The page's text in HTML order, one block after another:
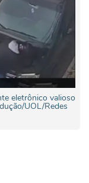
eletrônico valioso
UOL/Redes